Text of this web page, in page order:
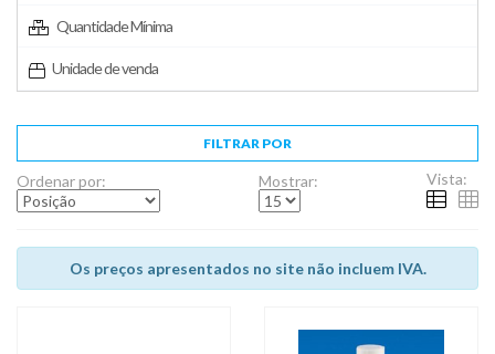
Quantidade Mínima
Unidade de venda
FILTRAR POR
Ordenar por: Mostrar: Vista:
Os preços apresentados no site não incluem IVA.